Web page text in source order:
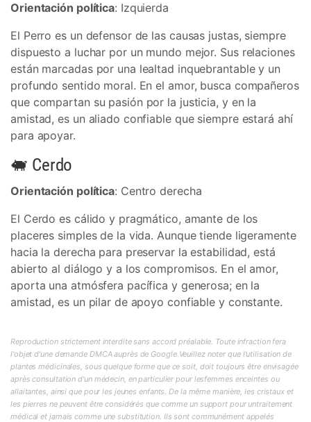
Orientación política: Izquierda
El Perro es un defensor de las causas justas, siempre
dispuesto a luchar por un mundo mejor. Sus relaciones
están marcadas por una lealtad inquebrantable y un
profundo sentido moral. En el amor, busca compañeros
que compartan su pasión por la justicia, y en la
amistad, es un aliado confiable que siempre estará ahí
para apoyar.
🐖 Cerdo
Orientación política: Centro derecha
El Cerdo es cálido y pragmático, amante de los
placeres simples de la vida. Aunque tiende ligeramente
hacia la derecha para preservar la estabilidad, está
abierto al diálogo y a los compromisos. En el amor,
aporta una atmósfera pacífica y generosa; en la
amistad, es un pilar de apoyo confiable y constante.
Reproduction strictement interdite sans accord préalable. Toute infraction fera
l'objet d'une demande DMCA auprès de Google.Veuillez noter que l'utilisation de
plantes médicinales, sous quelque forme que ce soit, doit toujours être envisagée
après consultation d'un médecin, en particulier pour lesfemmes enceintes ou
allaitantes, ainsi que pour les jeunes enfants. De la même manière, les cristaux et
les pierres ne peuvent être considérés que comme un support pour untraitement
médical et jamais comme une substitution. Ils sont communément appelés